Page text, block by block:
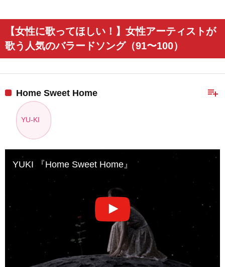
【女性に歌ってほしい！】女性アーティストが
歌う人気のバラードソング（91〜100）
playlist_add
Home Sweet Home
YU-KI
YUKI 『Home Sweet Home』